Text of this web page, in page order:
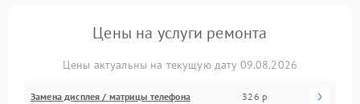
Цены на услуги ремонта
Цены актуальны на текущую дату 09.08.2026
Замена дисплея / матрицы телефона 326 р